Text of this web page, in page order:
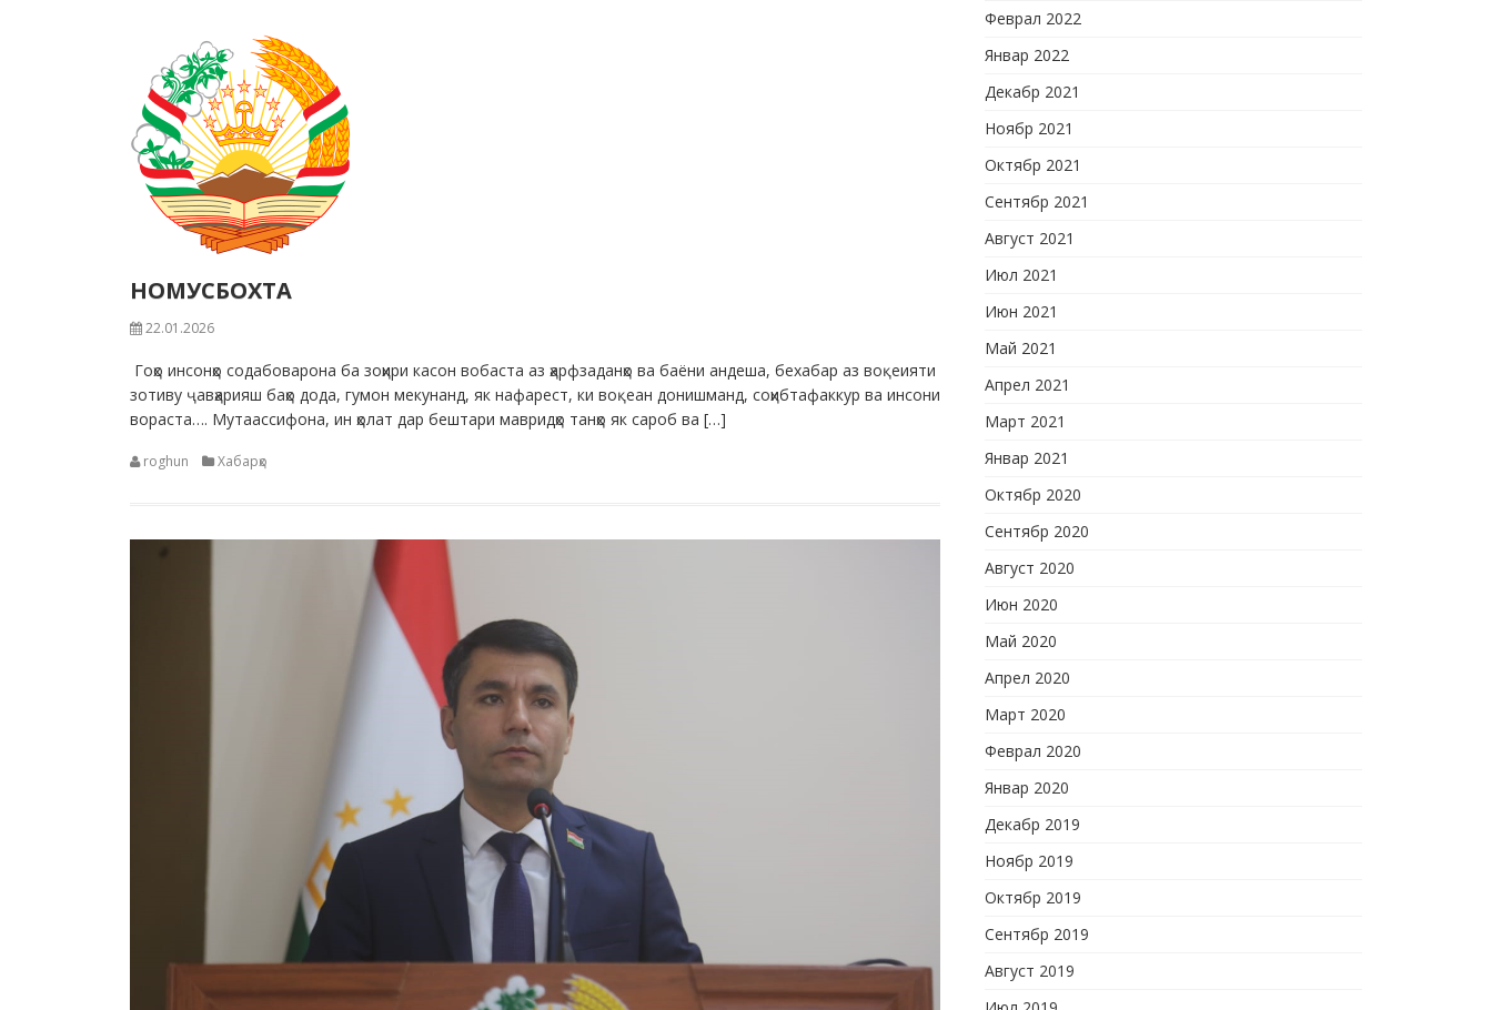
НОМУСБОХТА
22.01.2026
Гоҳо инсонҳо содабоварона ба зоҳири касон вобаста аз ҳарфзаданҳо ва баёни андеша, бехабар аз воқеияти
зотиву ҷавҳарияш баҳо дода, гумон мекунанд, як нафарест, ки воқеан донишманд, соҳибтафаккур ва инсони
вораста…. Мутаассифона, ин ҳолат дар бештари мавридҳо танҳо як сароб ва […]
roghun Хабарҳо
Феврал 2022
Январ 2022
Декабр 2021
Ноябр 2021
Октябр 2021
Сентябр 2021
Август 2021
Июл 2021
Июн 2021
Май 2021
Апрел 2021
Март 2021
Январ 2021
Октябр 2020
Сентябр 2020
Август 2020
Июн 2020
Май 2020
Апрел 2020
Март 2020
Феврал 2020
Январ 2020
Декабр 2019
Ноябр 2019
Октябр 2019
Сентябр 2019
Август 2019